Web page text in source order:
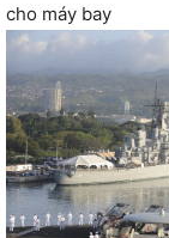
cho máy bay